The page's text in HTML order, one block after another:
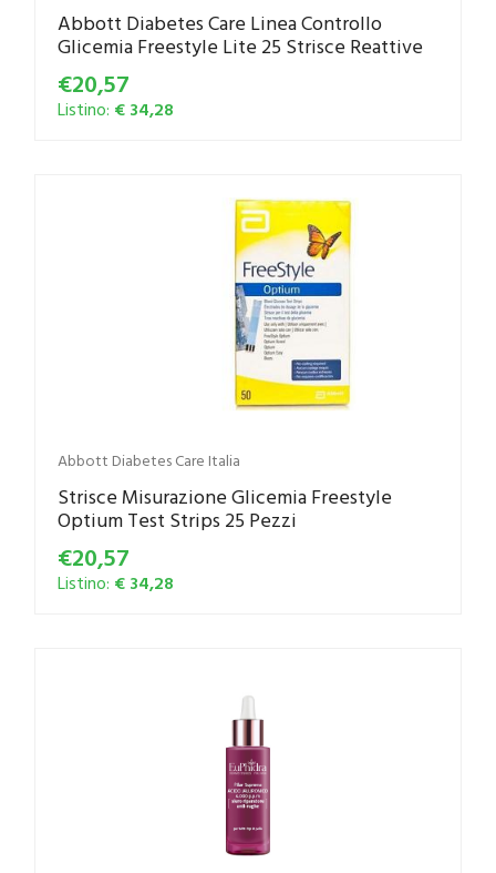
Abbott Diabetes Care Linea Controllo
Glicemia Freestyle Lite 25 Strisce Reattive
€20,57
Listino: € 34,28
Abbott Diabetes Care Italia
Strisce Misurazione Glicemia Freestyle
Optium Test Strips 25 Pezzi
€20,57
Listino: € 34,28